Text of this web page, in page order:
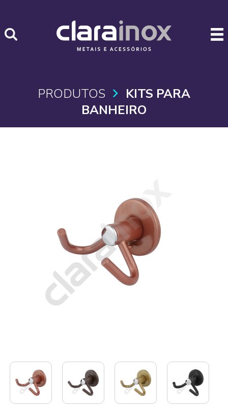
PRODUTOS
KITS PARA
BANHEIRO